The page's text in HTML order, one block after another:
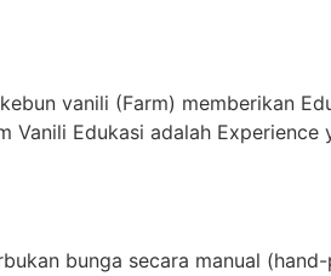
vanili (Farm) memberikan
Vanili Edukasi adalah Experience
bunga secara manual